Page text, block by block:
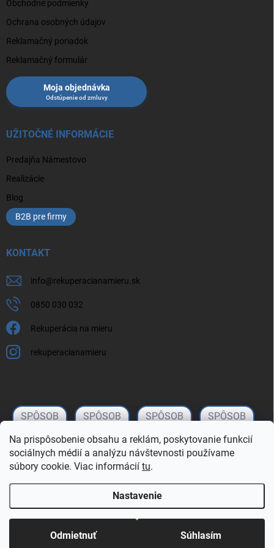
Na prispôsobenie obsahu a reklám, poskytovanie funkcií
sociálnych médií a analýzu návštevnosti používame
súbory cookie. Viac informácií tu.
Nastavenie
Odmietnuť Súhlasím
Obchodné podmienky
Ochrana osobných údajov
Reklamačný poriadok
Reklamačný formulár
Moja objednávka
UŽITOČNÉ INFORMÁCIE
Predajňa Námestovo
Realizácie
Blog
B2B pre firmy
KONTAKT
info@rekuperacianamieru.sk
0850 030 032
Rekuperácia na mieru
rekuperacianamieru
Copyright 2026rekuperacianamieru.sk. Všetky práva vyhradené.Upraviť